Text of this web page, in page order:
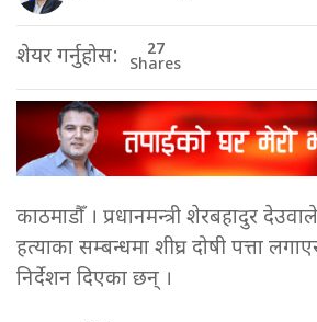
शेयर गर्नुहोस: 27
Shares
काठमाडौँ । प्रधानमन्त्री शेरबहादुर
हत्याका सम्बन्धमा शीघ्र दोषी पत्ता
निर्देशन दिएका छन् ।